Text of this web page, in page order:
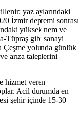
yaz aylarındaki
İzmir depremi sonrası
yüksek nem ve
Tüpraş gibi sanayi
Çeşme yolunda günlük
arıza taleplerini
hizmet veren
Acil durumda en
şehir içinde 15-30